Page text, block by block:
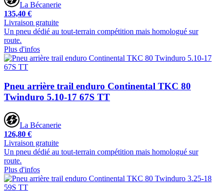
La Bécanerie
135,40 €
Livraison gratuite
Un pneu dédié au tout-terrain compétition mais homologué sur
route.
Plus d'infos
Pneu arrière trail enduro Continental TKC 80
Twinduro 5.10-17 67S TT
La Bécanerie
126,80 €
Livraison gratuite
Un pneu dédié au tout-terrain compétition mais homologué sur
route.
Plus d'infos